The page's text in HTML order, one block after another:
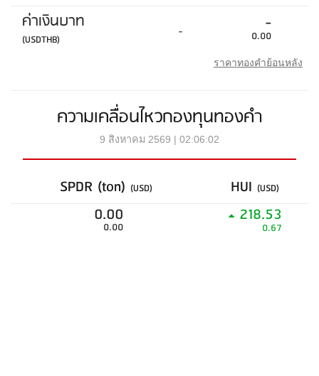
ค่าเงินบาท
(USDTHB) - -
0.00
ราคาทองคำย้อนหลัง
ความเคลื่อนไหวกองทุนทองคำ
9 สิงหาคม 2569 | 02:06:02
SPDR (ton) (USD) HUI (USD)
0.00
0.00
218.53
0.67